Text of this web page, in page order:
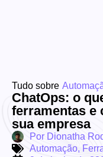
Tudo sobre
ChatOps: o
ferramentas e
sua empresa
Por Dionatha
Automação,